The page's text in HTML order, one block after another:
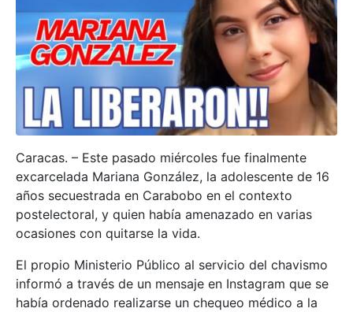
Caracas. – Este pasado miércoles fue finalmente
excarcelada Mariana González, la adolescente de 16
años secuestrada en Carabobo en el contexto
postelectoral, y quien había amenazado en varias
ocasiones con quitarse la vida.
El propio Ministerio Público al servicio del chavismo
informó a través de un mensaje en Instagram que se
había ordenado realizarse un chequeo médico a la